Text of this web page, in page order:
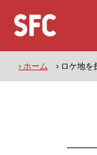
› ホーム › ロケ地を